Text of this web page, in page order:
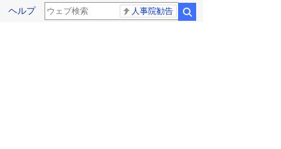
ヘルプ 人事院勧告